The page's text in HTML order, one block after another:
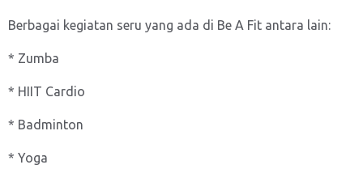
Berbagai kegiatan seru yang ada di Be A Fit antara lain:
* Zumba
* HIIT Cardio
* Badminton
* Yoga